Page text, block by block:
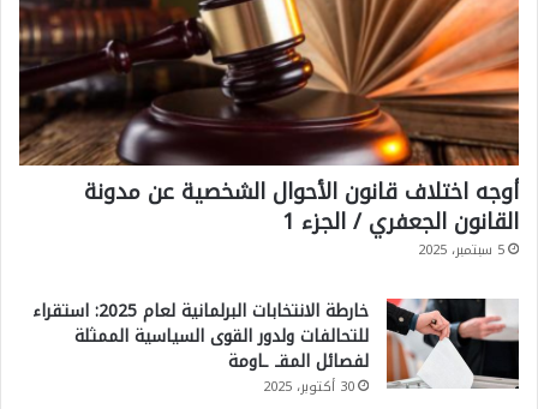
أوجه اختلاف قانون الأحوال الشخصية عن مدونة
القانون الجعفري / الجزء 1
5 سبتمبر، 2025
خارطة الانتخابات البرلمانية لعام 2025: استقراء
للتحالفات ولدور القوى السياسية الممثلة
لفصائل المقـ ـاومة
30 أكتوبر، 2025